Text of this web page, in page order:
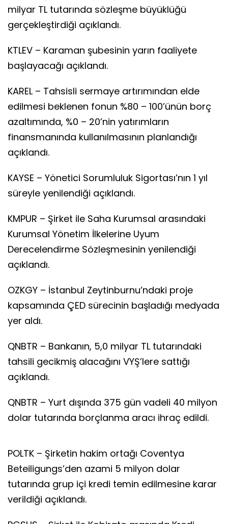
milyar TL tutarında sözleşme büyüklüğü
gerçekleştirdiği açıklandı.
KTLEV – Karaman şubesinin yarın faaliyete
başlayacağı açıklandı.
KAREL – Tahsisli sermaye artırımından elde
edilmesi beklenen fonun %80 – 100’ünün borç
azaltımında, %0 – 20’nin yatırımların
finansmanında kullanılmasının planlandığı
açıklandı.
KAYSE – Yönetici Sorumluluk Sigortası’nın 1 yıl
süreyle yenilendiği açıklandı.
KMPUR – Şirket ile Saha Kurumsal arasındaki
Kurumsal Yönetim İlkelerine Uyum
Derecelendirme Sözleşmesinin yenilendiği
açıklandı.
OZKGY – İstanbul Zeytinburnu’ndaki proje
kapsamında ÇED sürecinin başladığı medyada
yer aldı.
QNBTR – Bankanın, 5,0 milyar TL tutarındaki
tahsili gecikmiş alacağını VYŞ’lere sattığı
açıklandı.
QNBTR – Yurt dışında 375 gün vadeli 40 milyon
dolar tutarında borçlanma aracı ihraç edildi.
POLTK – Şirketin hakim ortağı Coventya
Beteiligungs’den azami 5 milyon dolar
tutarında grup içi kredi temin edilmesine karar
verildiği açıklandı.